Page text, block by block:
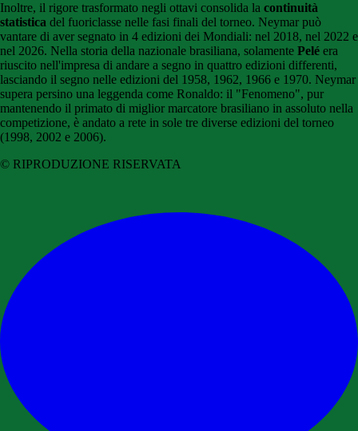
Inoltre, il rigore trasformato negli ottavi consolida la continuità
statistica del fuoriclasse nelle fasi finali del torneo. Neymar può
vantare di aver segnato in 4 edizioni dei Mondiali: nel 2018, nel 2022 e
nel 2026. Nella storia della nazionale brasiliana, solamente Pelé era
riuscito nell'impresa di andare a segno in quattro edizioni differenti,
lasciando il segno nelle edizioni del 1958, 1962, 1966 e 1970. Neymar
supera persino una leggenda come Ronaldo: il "Fenomeno", pur
mantenendo il primato di miglior marcatore brasiliano in assoluto nella
competizione, è andato a rete in sole tre diverse edizioni del torneo
(1998, 2002 e 2006).
© RIPRODUZIONE RISERVATA